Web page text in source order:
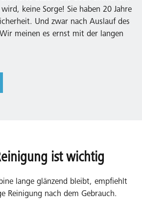
keine Sorge! Sie haben 20 Jahre
Und zwar nach Auslauf des
meinen es ernst mit der langen
ist wichtig
lange glänzend bleibt, empfiehlt
Reinigung nach dem Gebrauch.